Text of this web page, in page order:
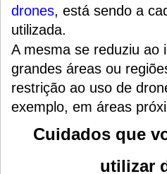
drones, está sendo a
utilizada.
A mesma se reduziu ao
grandes áreas ou
restrição ao uso de
exemplo, em áreas
Cuidados que
utilizar